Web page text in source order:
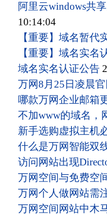
阿里云windows共
10:14:04
【重要】域名暂代
【重要】域名实名
域名实名认证公告
万网8月25日凌晨
哪款万网企业邮箱
不加www的域名，
新手选购虚拟主机
什么是万网智能双
访问网站出现
万网空间与免费空
万网个人做网站需
万网空间网站中木